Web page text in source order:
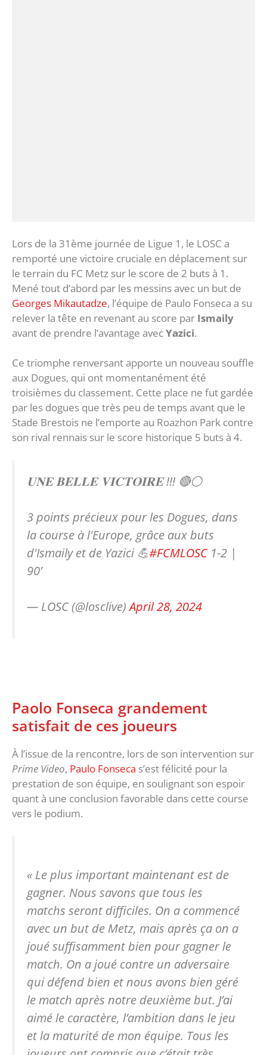
Lors de la 31ème journée de Ligue 1, le LOSC a
remporté une victoire cruciale en déplacement sur
le terrain du FC Metz sur le score de 2 buts à 1.
Mené tout d’abord par les messins avec un but de
Georges Mikautadze, l’équipe de Paulo Fonseca a su
relever la tête en revenant au score par Ismaily
avant de prendre l’avantage avecYazici.
Ce triomphe renversant apporte un nouveau souffle
aux Dogues, qui ont momentanément été
troisièmes du classement. Cette place ne fut gardée
par les dogues que très peu de temps avant que le
Stade Brestois ne l’emporte au Roazhon Park contre
son rival rennais sur le score historique 5 buts à 4.
𝐔𝐍𝐄 𝐁𝐄𝐋𝐋𝐄 𝐕𝐈𝐂𝐓𝐎𝐈𝐑𝐄 !!! 🔴⚪️
3 points précieux pour les Dogues, dans
la course à l'Europe, grâce aux buts
d'Ismaily et de Yazici 💪#FCMLOSC1-2 |
90’
— LOSC (@losclive)April 28, 2024
Paolo Fonseca grandement
satisfait de ces joueurs
À l’issue de la rencontre, lors de son intervention sur
Prime Video, Paulo Fonseca s’est félicité pour la
prestation de son équipe, en soulignant son espoir
quant à une conclusion favorable dans cette course
vers le podium.
« Le plus important maintenant est de
gagner. Nous savons que tous les
matchs seront difficiles. On a commencé
avec un but de Metz, mais après ça on a
joué suffisamment bien pour gagner le
match. On a joué contre un adversaire
qui défend bien et nous avons bien géré
le match après notre deuxième but. J’ai
aimé le caractère, l’ambition dans le jeu
et la maturité de mon équipe. Tous les